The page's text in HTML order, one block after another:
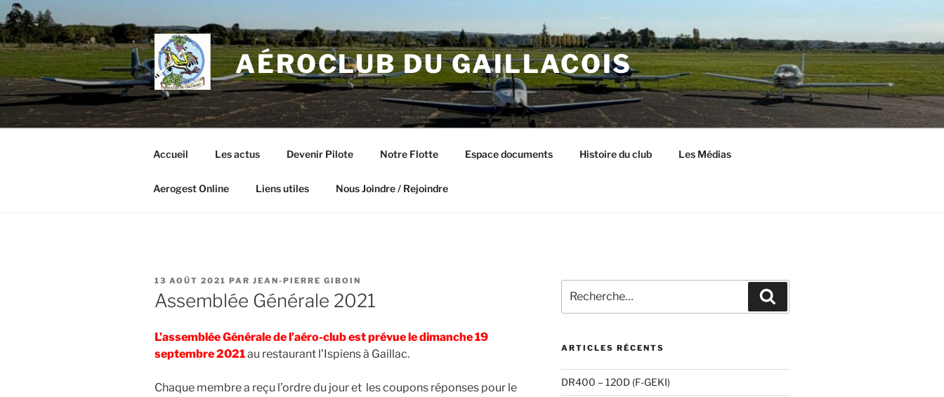
Aller
au
contenu
principal
AÉROCLUB DU GAILLACOIS
Accueil Les actus Devenir Pilote Notre Flotte Espace documents Histoire du club Les Médias
Aerogest Online Liens utiles Nous Joindre / Rejoindre
PUBLIÉ
LE
13 AOÛT 2021 PAR JEAN-PIERRE GIBOIN
Assemblée Générale 2021
L’assemblée Générale de l’aéro-club est prévue ledimanche 19
septembre2021au restaurant l’Ispiens à Gaillac.
Chaque membre a reçu l’ordre du jour et les coupons réponses pour le
pour
:
ARTICLES RÉCENTS
DR400 – 120D (F-GEKI)